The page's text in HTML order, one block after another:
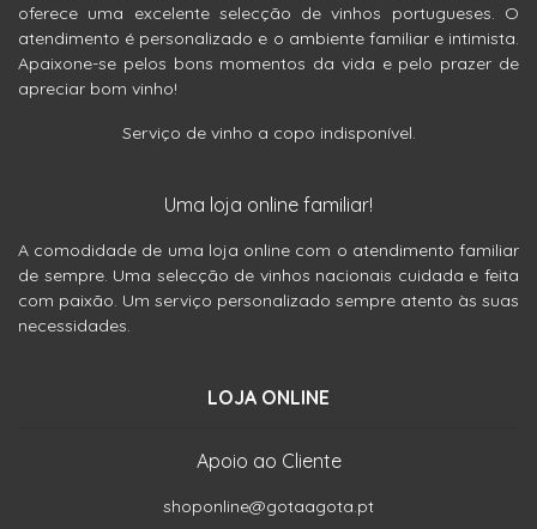
oferece uma excelente selecção de vinhos portugueses. O
atendimento é personalizado e o ambiente familiar e intimista.
Apaixone-se pelos bons momentos da vida e pelo prazer de
apreciar bom vinho!
Serviço de vinho a copo indisponível.
Uma loja online familiar!
A comodidade de uma loja online com o atendimento familiar
de sempre. Uma selecção de vinhos nacionais cuidada e feita
com paixão. Um serviço personalizado sempre atento às suas
necessidades.
LOJA ONLINE
Apoio ao Cliente
shoponline@gotaagota.pt